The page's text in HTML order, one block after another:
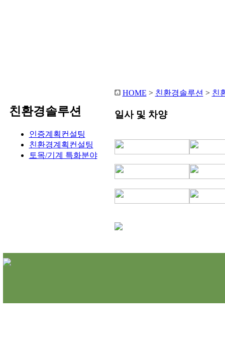
친환경솔루션
인증계획컨설팅
친환경계획컨설팅
토목/기계 특화분야
HOME > 친환경솔루션 > 친
일사 및 차양